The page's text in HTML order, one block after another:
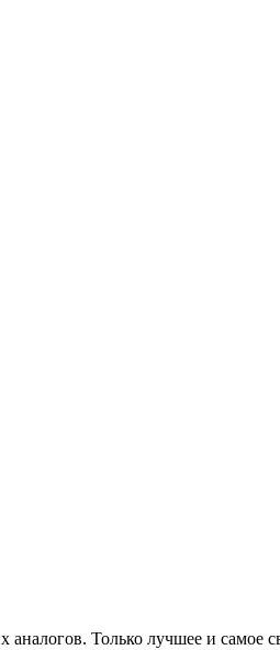
Только лучшее и